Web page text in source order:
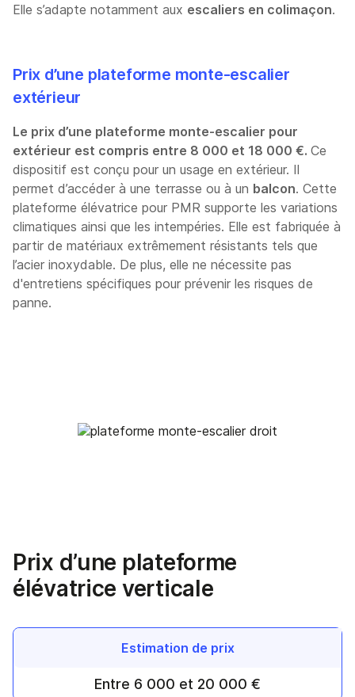
Elle s’adapte notamment aux escaliers en colimaçon.
Prix d’une plateforme monte-escalier
extérieur
Le prix d’une plateforme monte-escalier pour
extérieur est compris entre 8 000 et 18 000 €. Ce
dispositif est conçu pour un usage en extérieur. Il
permet d’accéder à une terrasse ou à un balcon. Cette
plateforme élévatrice pour PMR supporte les variations
climatiques ainsi que les intempéries. Elle est fabriquée à
partir de matériaux extrêmement résistants tels que
l’acier inoxydable. De plus, elle ne nécessite pas
d'entretiens spécifiques pour prévenir les risques de
panne.
Prix d’une plateforme
élévatrice verticale
Estimation de prix
Entre 6 000 et 20 000 €